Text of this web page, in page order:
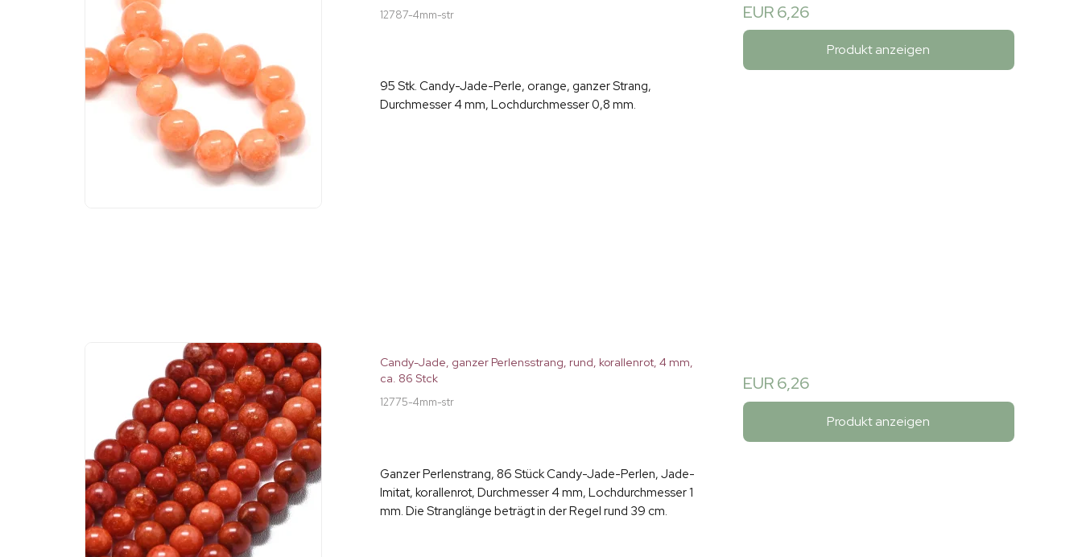
12787-4mm-str
95 Stk. Candy-Jade-Perle, orange, ganzer Strang,
Durchmesser 4 mm, Lochdurchmesser 0,8 mm.
EUR 6,26
Produkt anzeigen
Candy-Jade, ganzer Perlensstrang, rund, korallenrot, 4 mm,
ca. 86 Stck
12775-4mm-str
Ganzer Perlenstrang, 86 Stück Candy-Jade-Perlen, Jade-
Imitat, korallenrot, Durchmesser 4 mm, Lochdurchmesser 1
mm. Die Stranglänge beträgt in der Regel rund 39 cm.
EUR 6,26
Produkt anzeigen